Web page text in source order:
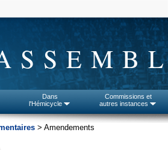
Dans
l'Hémicycle
Commissions et
autres instances
> Amendements